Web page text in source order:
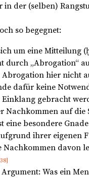
der (selben)
so begegnet:
um eine Mitteilung
durch „Abrogation“
Abrogation hier nicht
dafür keine
Einklang gebracht
Nachkommen auf die
eine besondere
ihrer eigenen
Nachkommen davon
Was ein